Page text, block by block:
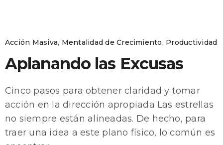
Acción Masiva, Mentalidad de Crecimiento, Productividad
Aplanando las Excusas
Cinco pasos para obtener claridad y tomar
acción en la dirección apropiada Las estrellas
no siempre están alineadas. De hecho, para
traer una idea a este plano físico, lo común es